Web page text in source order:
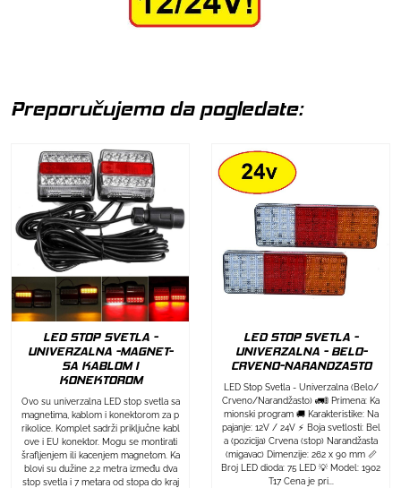
Preporučujemo da pogledate:
LED STOP SVETLA -
UNIVERZALNA -MAGNET-
SA KABLOM I
KONEKTOROM
Ovo su univerzalna LED stop svetla sa
magnetima, kablom i konektorom za p
rikolice. Komplet sadrži priključne kabl
ove i EU konektor. Mogu se montirati
šrafljenjem ili kacenjem magnetom. Ka
blovi su dužine 2,2 metra između dva
stop svetla i 7 metara od stopa do kraj
LED STOP SVETLA -
UNIVERZALNA - BELO-
CRVENO-NARANDZASTO
LED Stop Svetla - Univerzalna (Belo/
Crveno/Narandžasto) 🚛🚦 Primena: Ka
mionski program 🚚 Karakteristike: Na
pajanje: 12V / 24V ⚡ Boja svetlosti: Bel
a (pozicija) Crvena (stop) Narandžasta
(migavac) Dimenzije: 262 x 90 mm 📏
Broj LED dioda: 75 LED 💡 Model: 1902
T17 Cena je pri...